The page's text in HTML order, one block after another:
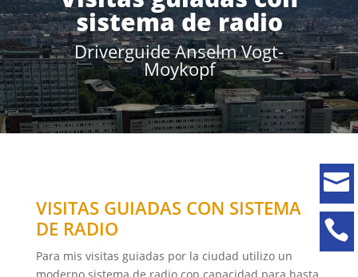
sistema de radio
Driverguide Anselm Vogt-
Moykopf
VISITAS GUIADAS CON SISTEMA
DE RADIO
Para mis visitas guiadas por la ciudad utilizo un

